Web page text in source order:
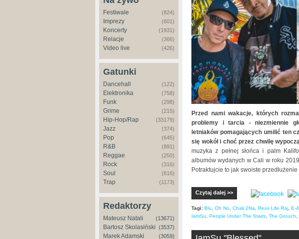
Festiwale (824)
Imprezy (601)
Koncerty (1931)
Relacje (366)
Video live (426)
Gatunki
Dancehall (122)
Elektronika (758)
Funk (298)
Grime (215)
Hip-Hop/Rap (33179)
Jazz (374)
Pop (645)
R&B (891)
Reggae (250)
Rock (316)
Soul (616)
Trap (1173)
Redaktorzy
Mateusz Natali (13671)
Bartosz Skolasiński (3537)
Marek Adamski (3059)
Przed nami wakacje, których
problemy i tarcia - niezmiennie
letniaków pomagających umilić ten
się wokół i choć przez chwilę
muzyka z pełnej słońca i palm
albumów wydanych w Cali w roku
Potraktujcie to jak swoiste przedłużenie
Czytaj dalej >>
Tagi: Blu Oh No Chali 2Na Rexx Life Raj E-
IamSu
People Under The Stairs The Grouch